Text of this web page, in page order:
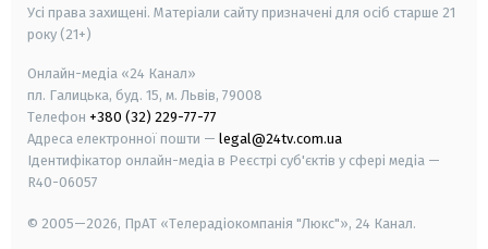
Усі права захищені. Матеріали сайту призначені для осіб старше 21
року (21+)
Онлайн-медіа «24 Канал»
пл. Галицька, буд. 15, м. Львів, 79008
Телефон +380 (32) 229-77-77
Адреса електронної пошти — legal@24tv.com.ua
Ідентифікатор онлайн-медіа в Реєстрі суб'єктів у сфері медіа —
R40-06057
© 2005—2026, ПрАТ «Телерадіокомпанія "Люкс"», 24 Канал.